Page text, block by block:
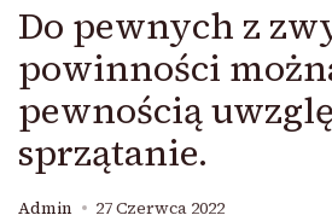
Do pewnych z
powinności
pewnością
sprzątanie.
Admin 27 Czerwca 2022